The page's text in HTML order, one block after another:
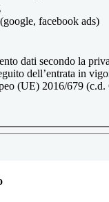
facebook ads)
dati secondo la
dell’entrata in
(UE) 2016/679